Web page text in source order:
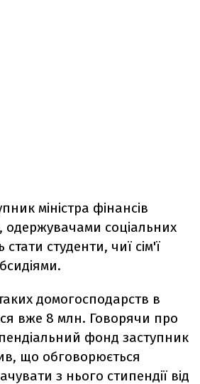
міністра фінансів
одержувачами соціальних
студенти, чиї сім'ї
домогосподарств в
вже 8 млн. Говорячи про
фонд заступник
що обговорюється
з нього стипендії від